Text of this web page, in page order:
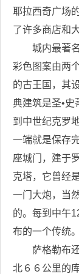
耶拉西奇广场
了许多商店和
城内最著名
彩色图案由两
的古王国，其
典建筑是圣•
到中世纪克罗
一端就是保存
座城门，建于
克塔，它曾经
一门大炮，当
的。每到中午
布的一个传统。
萨格勒布还
北６６公里的